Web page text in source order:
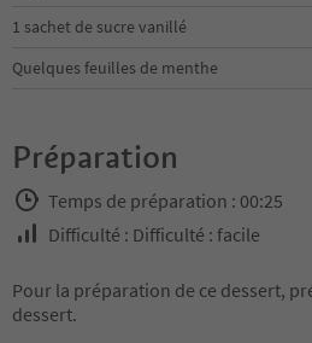
1 sachet de sucre vanillé
Quelques feuilles de menthe
Préparation
Temps de préparation : 00:25
Difficulté : Difficulté : facile
Pour la préparation de ce dessert,
dessert.